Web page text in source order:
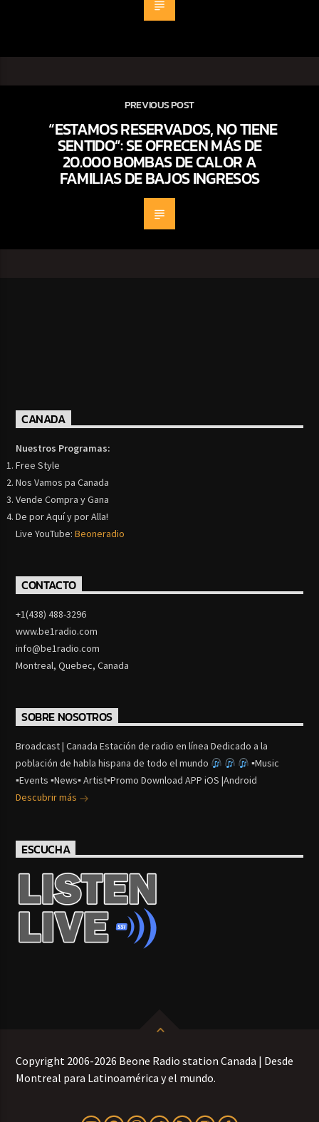
PREVIOUS POST
“ESTAMOS RESERVADOS, NO TIENE
SENTIDO”: SE OFRECEN MÁS DE
20.000 BOMBAS DE CALOR A
FAMILIAS DE BAJOS INGRESOS
CANADA
Nuestros Programas:
Free Style
Nos Vamos pa Canada
Vende Compra y Gana
De por Aquí y por Alla!
Live YouTube:Beoneradio
CONTACTO
+1(438) 488-3296
www.be1radio.com
info@be1radio.com
Montreal, Quebec, Canada
SOBRE NOSOTROS
Broadcast | Canada Estación de radio en línea Dedicado a la
población de habla hispana de todo el mundo
▪Music
▪Events ▪News▪ Artist▪Promo Download APP iOS |Android
Descubrir más
ESCUCHA
Copyright 2006-2026 Beone Radio station Canada | Desde
Montreal para Latinoamérica y el mundo.